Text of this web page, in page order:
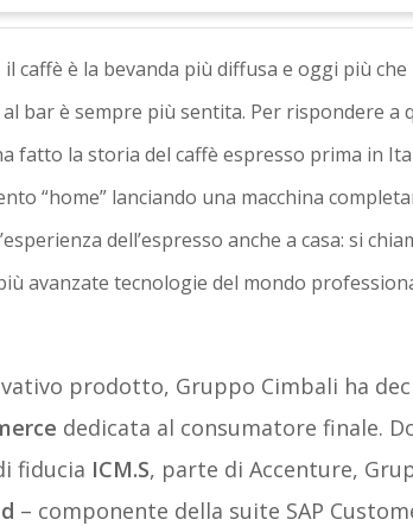
il caffè è la bevanda più diffusa e oggi più che
bar è sempre più sentita. Per rispondere a
fatto la storia del caffè espresso prima in
“home” lanciando una macchina
dell’espresso anche a casa: si
avanzate tecnologie del mondo
prodotto, Gruppo Cimbali ha
dedicata al consumatore finale.
fiducia ICM.S, parte di Accenture,
– componente della suite SAP